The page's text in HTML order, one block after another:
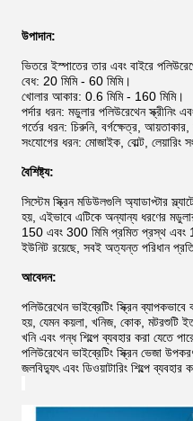
উপাদান:
ভিতরে ইস্পাতের তার এবং বাইরে
বেধ: 20 মিমি - 60 মিমি।
খোলার আকার: 0.6 মিমি - 160 মিমি।
পর্দার ধরন: মডুলার পলিউরেথেন স্ক্রীনিং
গর্তের ধরন: চিরুনি, বর্গক্ষেত্র, আয়তাকার,
সংযোগের ধরন: মোজাইক, বোল্ট, লেয়ারিং
বৈশিষ্ট্য:
সিস্টেম স্ক্রিন মডিউলগুলি অ্যাডাপ্টার
হয়, এইভাবে এটিকে অন্যান্য ধরণের
150 এবং 300 মিমি প্রমিত প্রস্থ এবং
ইউনিট রয়েছে, সবই অত্যন্ত পরিধান
আবেদন:
পলিউরেথেন ভাইব্রেটিং স্ক্রিন
হয়, যেমন কয়লা, খনিজ, কোক, মটরশুটি
খনি এবং গন্ধ শিল্পে ব্যবহার করা যেতে
পলিউরেথেন ভাইব্রেটিং স্ক্রিন ভেজা
জলবিদ্যুৎ এবং ডিওয়াটারিং শিল্পে ব্যবহার